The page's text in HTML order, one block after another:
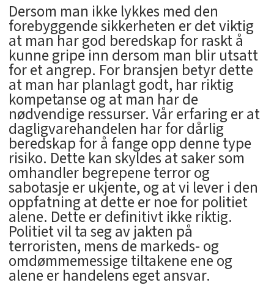
Dersom man ikke lykkes med den
forebyggende sikkerheten er det viktig
at man har god beredskap for raskt å
kunne gripe inn dersom man blir utsatt
for et angrep. For bransjen betyr dette
at man har planlagt godt, har riktig
kompetanse og at man har de
nødvendige ressurser. Vår erfaring er at
dagligvarehandelen har for dårlig
beredskap for å fange opp denne type
risiko. Dette kan skyldes at saker som
omhandler begrepene terror og
sabotasje er ukjente, og at vi lever i den
oppfatning at dette er noe for politiet
alene. Dette er definitivt ikke riktig.
Politiet vil ta seg av jakten på
terroristen, mens de markeds- og
omdømmemessige tiltakene ene og
alene er handelens eget ansvar.